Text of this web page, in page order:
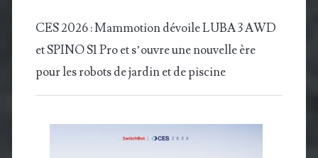
CES 2026 : Mammotion dévoile LUBA 3 AWD
et SPINO S1 Pro et s’ouvre une nouvelle ère
pour les robots de jardin et de piscine